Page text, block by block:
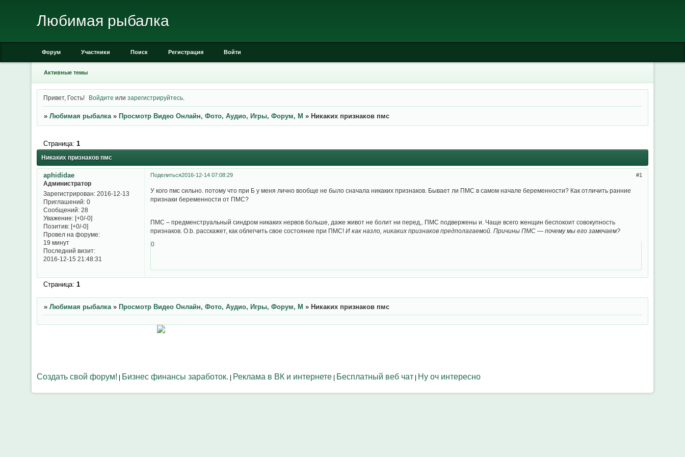
Любимая рыбалка
Форум Участники Поиск Регистрация Войти
Активные темы
Привет, Гость! Войдите илизарегистрируйтесь
» Любимая рыбалка » Просмотр Видео Онлайн, Фото, Аудио, Игры, Форум, М » Никаких признаков пмс
Никаких признаков пмс
Страница: 1
Поделиться 1
2016-12-14 07:08:29
aphididae
Администратор
Зарегистрирован: 2016-12-13
Приглашений:0
Сообщений:28
Уважение: [+0/-0]
Позитив: [+0/-0]
Провел на форуме:
19 минут
Последний визит:
2016-12-15 21:48:31
У кого пмс сильно. потому что при Б у меня лично вообще не было сначала никаких признаков. Бывает ли ПМС в самом начале беременности? Как отличить ранние
признаки беременности от ПМС?
ПМС – предменструальный синдром никаких нервов больше, даже живот не болит ни перед,. ПМС подвержены и. Чаще всего женщин беспокоит совокупность
признаков. O.b. расскажет, как облегчить свое состояние при ПМС!И как назло, никаких признаков предполагаемой. Причины ПМС — почему мы его замечаем?
0
Страница: 1
» Любимая рыбалка » Просмотр Видео Онлайн, Фото, Аудио, Игры, Форум, М » Никаких признаков пмс
Создать свой форум! | Бизнес финансы заработок. | Реклама в ВК и интернете | Бесплатный веб чат | Ну оч интересно